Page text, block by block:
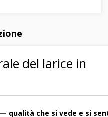
del larice in
qualità che si vede e si